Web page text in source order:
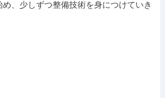
、少しずつ整備技術を身につけていき